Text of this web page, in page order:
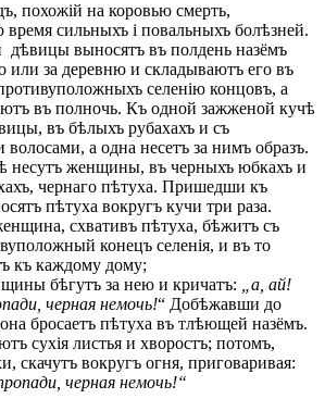
похожій на коровью смерть,
время сильныхъ і повальныхъ болѣзней.
выносятъ въ полдень назёмъ
или за деревню и складываютъ его въ
селенію концовъ, а
въ полночь. Къ одной зажженой кучѣ
въ бѣлыхъ рубахахъ и съ
а одна несетъ за нимъ образъ.
несутъ женщины, въ черныхъ юбкахъ и
чернаго пѣтуха. Пришедши къ
пѣтуха вокругъ кучи три раза.
схвативъ пѣтуха, бѣжитъ съ
конецъ селенія, и въ то
къ каждому дому;
бѣгутъ за нею и кричатъ: „а, ай!
черная немочь!“ Добѣжавши до
она бросаетъ пѣтуха въ тлѣющей назёмъ.
сухія листья и хворостъ; потомъ,
скачутъ вокругъ огня, приговаривая:
черная немочь!“